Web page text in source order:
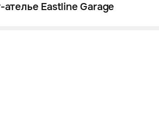
ателье Eastline Garage